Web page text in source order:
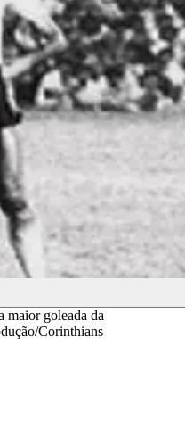
maior goleada da
Corinthians